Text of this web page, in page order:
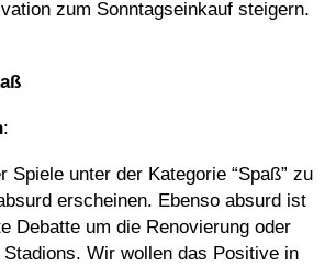
zum Sonntagseinkauf steigern.
:
Spiele unter der Kategorie “Spaß” zu
erscheinen. Ebenso absurd ist
Debatte um die Renovierung oder
Stadions. Wir wollen das Positive in